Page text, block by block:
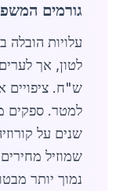
גורמים
שנים על
שמוזיל
נמוך יותר מבטון ב-30% בעלויות